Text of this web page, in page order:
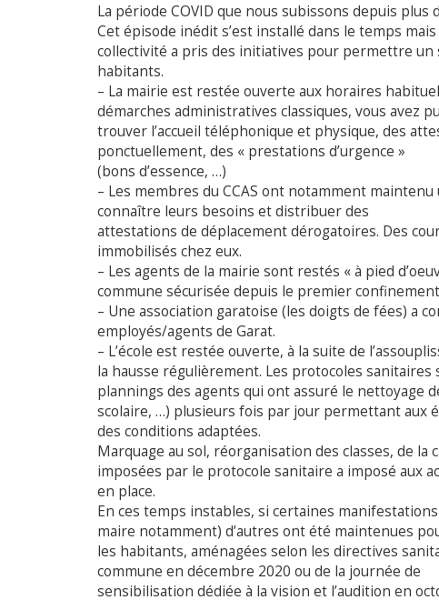
La période COVID que nous subissons depuis plus
Cet épisode inédit s’est installé dans le temps
collectivité a pris des initiatives pour permettre un
habitants.
– La mairie est restée ouverte aux horaires
démarches administratives classiques, vous avez
trouver l’accueil téléphonique et physique, des
ponctuellement, des « prestations d’urgence »
(bons d’essence, …)
– Les membres du CCAS ont notamment
connaître leurs besoins et distribuer des
attestations de déplacement dérogatoires. Des
immobilisés chez eux.
– Les agents de la mairie sont restés « à pied
commune sécurisée depuis le premier
– Une association garatoise (les doigts de fées) a
employés/agents de Garat.
– L’école est restée ouverte, à la suite de
la hausse régulièrement. Les protocoles
plannings des agents qui ont assuré le nettoyage
scolaire, …) plusieurs fois par jour permettant aux
des conditions adaptées.
Marquage au sol, réorganisation des classes, de
imposées par le protocole sanitaire a imposé aux
en place.
En ces temps instables, si certaines
maire notamment) d’autres ont été maintenues
les habitants, aménagées selon les directives
commune en décembre 2020 ou de la journée de
sensibilisation dédiée à la vision et l’audition en